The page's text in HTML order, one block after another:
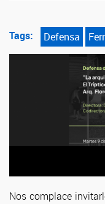
Tags: Defensa
Nos complace